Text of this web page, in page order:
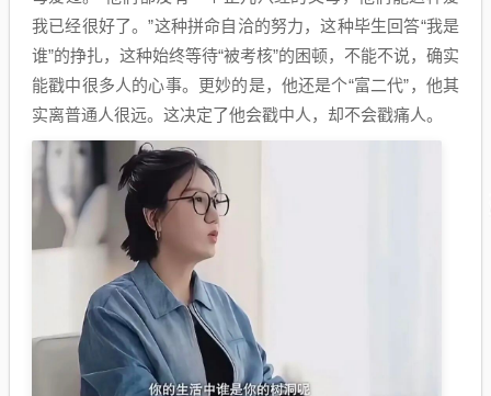
我已经很好了。”这种拼命自洽的努力，这种毕生回答“我是
谁”的挣扎，这种始终等待“被考核”的困顿，不能不说，确实
能戳中很多人的心事。更妙的是，他还是个“富二代”，他其
实离普通人很远。这决定了他会戳中人，却不会戳痛人。